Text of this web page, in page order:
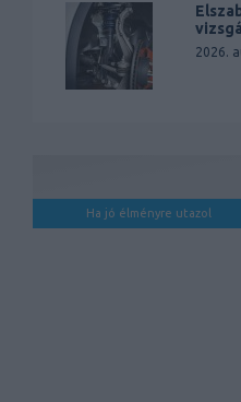
2026.
Ha jó élményre utazol